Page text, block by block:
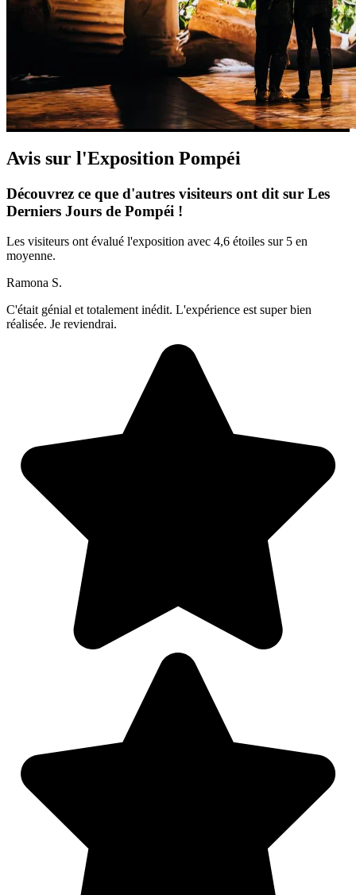
Avis sur l'Exposition Pompéi
Découvrez ce que d'autres visiteurs ont dit sur Les
Derniers Jours de Pompéi !
Les visiteurs ont évalué l'exposition avec 4,6 étoiles sur 5 en
moyenne.
Ramona S.
C'était génial et totalement inédit. L'expérience est super bien
réalisée. Je reviendrai.